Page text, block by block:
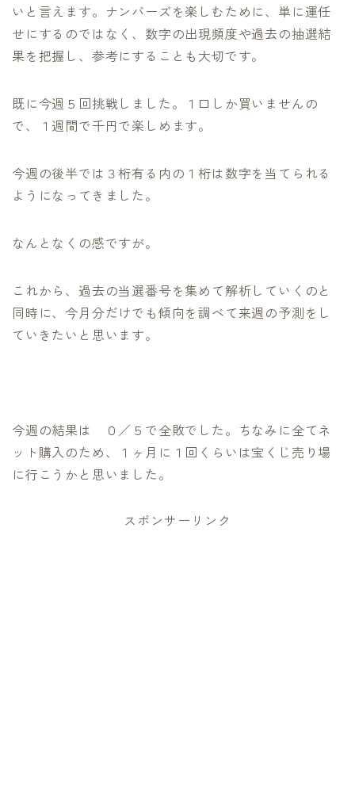
いと言えます。ナンバーズを楽しむために、単に運任
せにするのではなく、数字の出現頻度や過去の抽選結
果を把握し、参考にすることも大切です。
既に今週５回挑戦しました。１口しか買いませんの
で、１週間で千円で楽しめます。
今週の後半では３桁有る内の１桁は数字を当てられる
ようになってきました。
なんとなくの感ですが。
これから、過去の当選番号を集めて解析していくのと
同時に、今月分だけでも傾向を調べて来週の予測をし
ていきたいと思います。
今週の結果は ０／５で全敗でした。ちなみに全てネ
ット購入のため、１ヶ月に１回くらいは宝くじ売り場
に行こうかと思いました。
スポンサーリンク